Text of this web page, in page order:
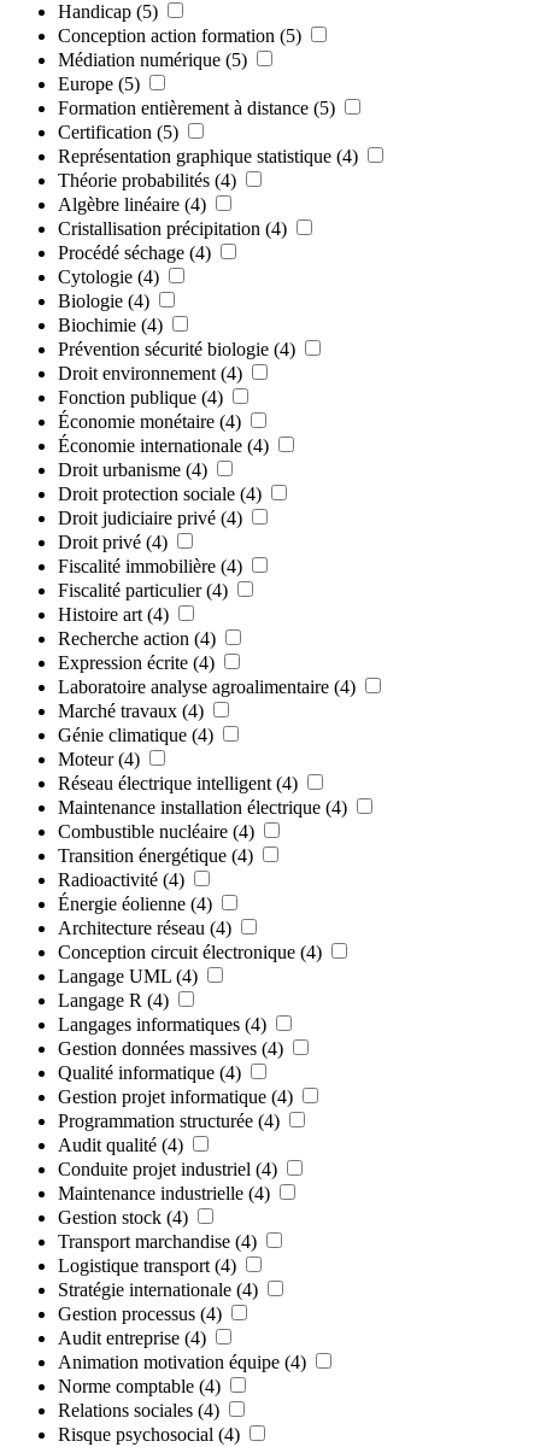
Handicap (5)
Conception action formation (5)
Médiation numérique (5)
Europe (5)
Formation entièrement à distance (5)
Certification (5)
Représentation graphique statistique (4)
Théorie probabilités (4)
Algèbre linéaire (4)
Cristallisation précipitation (4)
Procédé séchage (4)
Cytologie (4)
Biologie (4)
Biochimie (4)
Prévention sécurité biologie (4)
Droit environnement (4)
Fonction publique (4)
Économie monétaire (4)
Économie internationale (4)
Droit urbanisme (4)
Droit protection sociale (4)
Droit judiciaire privé (4)
Droit privé (4)
Fiscalité immobilière (4)
Fiscalité particulier (4)
Histoire art (4)
Recherche action (4)
Expression écrite (4)
Laboratoire analyse agroalimentaire (4)
Marché travaux (4)
Génie climatique (4)
Moteur (4)
Réseau électrique intelligent (4)
Maintenance installation électrique (4)
Combustible nucléaire (4)
Transition énergétique (4)
Radioactivité (4)
Énergie éolienne (4)
Architecture réseau (4)
Conception circuit électronique (4)
Langage UML (4)
Langage R (4)
Langages informatiques (4)
Gestion données massives (4)
Qualité informatique (4)
Gestion projet informatique (4)
Programmation structurée (4)
Audit qualité (4)
Conduite projet industriel (4)
Maintenance industrielle (4)
Gestion stock (4)
Transport marchandise (4)
Logistique transport (4)
Stratégie internationale (4)
Gestion processus (4)
Audit entreprise (4)
Animation motivation équipe (4)
Norme comptable (4)
Relations sociales (4)
Risque psychosocial (4)